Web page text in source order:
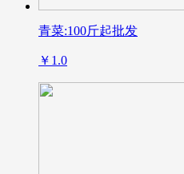
青菜:100斤起批发
￥1.0